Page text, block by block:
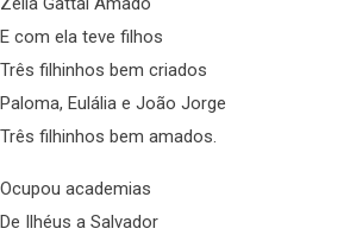
E com ela teve filhos
Três filhinhos bem criados
Paloma, Eulália e João Jorge
Três filhinhos bem amados.
Ocupou academias
De Ilhéus a Salvador